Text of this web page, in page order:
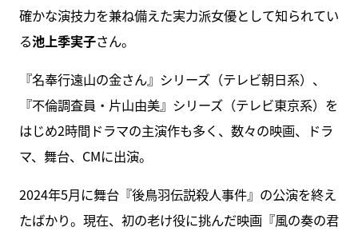
確かな演技力を兼ね備えた実力派女優として知られてい
る池上季実子さん。
『名奉行遠山の金さん』シリーズ（テレビ朝日系）、
『不倫調査員・片山由美』シリーズ（テレビ東京系）を
はじめ2時間ドラマの主演作も多く、数々の映画、ドラ
マ、舞台、CMに出演。
2024年5月に舞台『後鳥羽伝説殺人事件』の公演を終え
たばかり。現在、初の老け役に挑んだ映画『風の奏の君